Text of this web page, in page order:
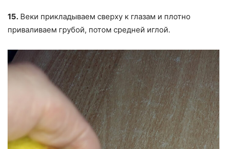
15. Веки прикладываем сверху к глазам и плотно
приваливаем грубой, потом средней иглой.